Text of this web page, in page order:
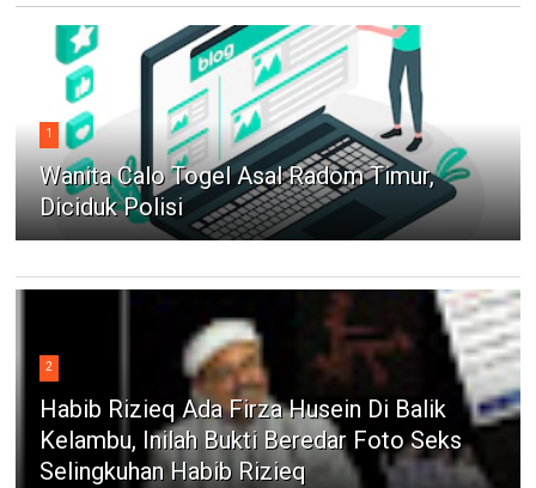
1
Wanita Calo Togel Asal Radom Timur,
Diciduk Polisi
2
Habib Rizieq Ada Firza Husein Di Balik
Kelambu, Inilah Bukti Beredar Foto Seks
Selingkuhan Habib Rizieq